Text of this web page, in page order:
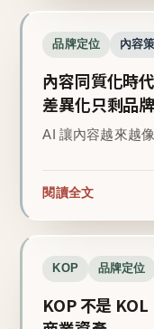
品牌定位 內容
內容同質化時
差異化只剩品
AI 讓內容越來越
閱讀全文
KOP 品牌定位
KOP 不是